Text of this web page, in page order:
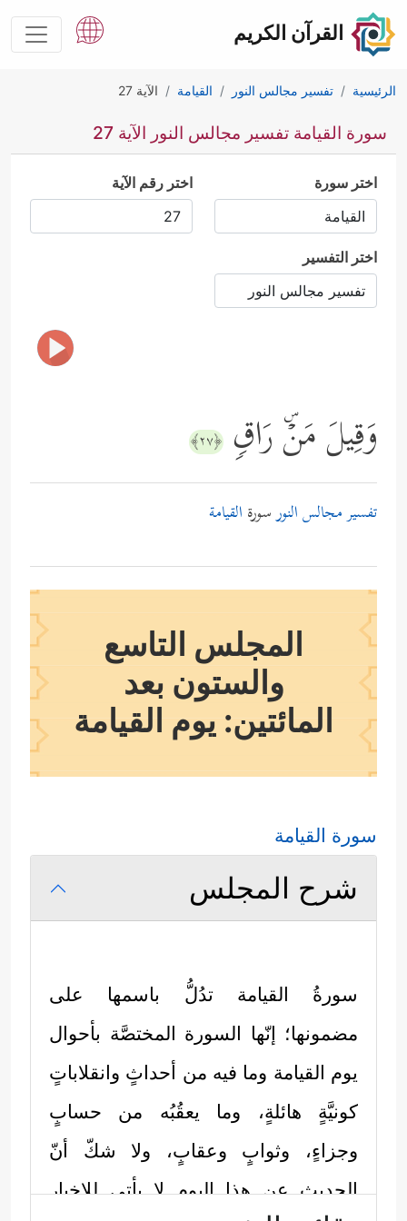
القرآن الكريم
الرئيسية تفسير مجالس النور القيامة الآية 27
سورة القيامة تفسير مجالس النور الآية 27
اختر سورة اختر رقم الآية
اختر التفسير
وَقِیلَ مَنۡۜ رَاقࣲ ﴿٢٧﴾
تفسير مجالس النورسورة القيامة
المجلس التاسع
والستون بعد
المائتين: يوم القيامة
سورة القيامة
شرح المجلس
سورةُ القيامة تدُلُّ باسمها على
مضمونها؛ إنّها السورة المختصَّة بأحوال
يوم القيامة وما فيه من أحداثٍ وانقلاباتٍ
كونيَّةٍ هائلةٍ، وما يعقُبُه من حسابٍ
وجزاءٍ، وثوابٍ وعقابٍ، ولا شكّ أنّ
الحديث عن هذا اليوم لا يأتي للإخبار